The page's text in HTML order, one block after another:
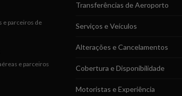
e parceiros de
e parceiros
Transferências de Aeroporto
Serviços e Veículos
Alterações e Cancelamentos
Cobertura e Disponibilidade
Motoristas e Experiência